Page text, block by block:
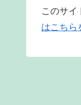
このサイ
はこちら